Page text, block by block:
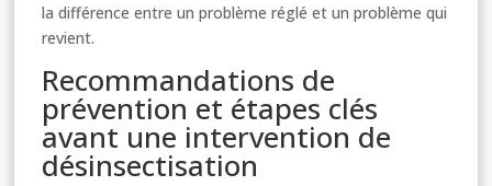
la différence entre un problème réglé et un problème qui
revient.
Recommandations de
prévention et étapes clés
avant une intervention de
désinsectisation